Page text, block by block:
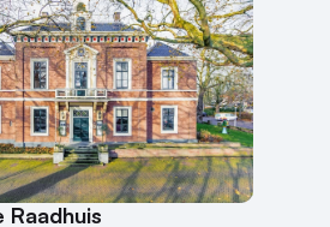
Raadhuis